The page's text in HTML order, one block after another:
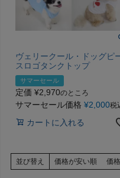
ヴェリークール・ドッグピ
スロゴタンクトップ
サマーセール
定価 ¥2,970のところ
サマーセール価格 ¥2,000税
カートに入れる
並び替え 価格が安い順 価